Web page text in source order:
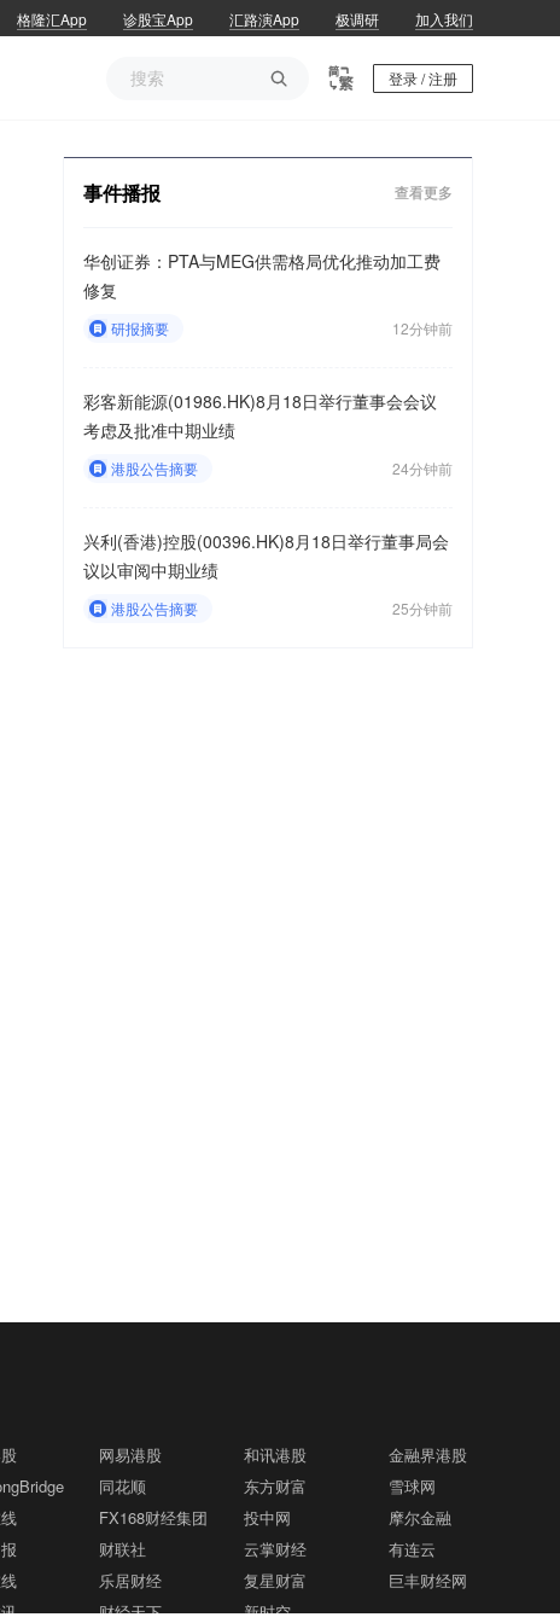
格隆汇App 诊股宝App 汇路演App 极调研 加入我们
 登录 / 注册
事件播报 查看更多
华创证券：PTA与MEG供需格局优化推动加工费
修复
研报摘要 12分钟前
彩客新能源(01986.HK)8月18日举行董事会会议
考虑及批准中期业绩
港股公告摘要 24分钟前
兴利(香港)控股(00396.HK)8月18日举行董事局会
议以审阅中期业绩
港股公告摘要 25分钟前
网易港股 和讯港股
金融界港股
同花顺 东方财富
雪球网
FX168财经集团 投中网
摩尔金融
财联社 云掌财经
有连云
乐居财经 复星财富
巨丰财经网
财经天下 新时空